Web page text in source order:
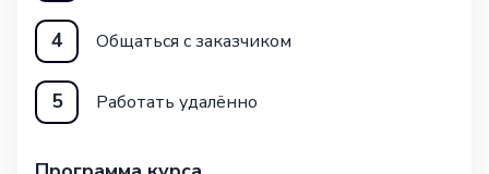
4 Общаться с заказчиком
5 Работать удалённо